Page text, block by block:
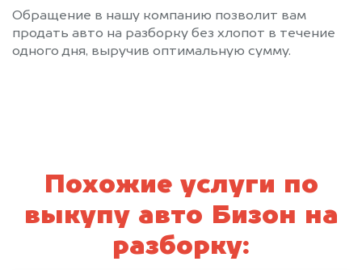
Обращение в нашу компанию позволит вам
продать авто на разборку без хлопот в течение
одного дня, выручив оптимальную сумму.
Похожие услуги по
выкупу авто Бизон на
разборку: